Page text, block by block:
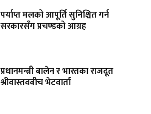
पर्याप्त मलको आपूर्ति सुनिश्चित गर्न
सरकारसँग प्रचण्डको आग्रह
प्रधानमन्त्री बालेन र भारतका राजदूत
श्रीवास्तवबीच भेटवार्ता